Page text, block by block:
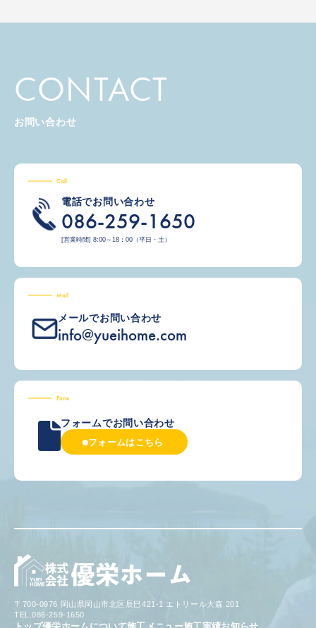
CONTACT
お問い合わせ
Call
電話でお問い合わせ
086-259-1650
[営業時間] 8:00～18：00（平日・土）
Mail
メールでお問い合わせ
info@yueihome.com
Form
フォームでお問い合わせ
フォームはこちら
〒700-0976 岡山県岡山市北区辰巳421-1 エトリール大森 201
TEL.086-259-1650